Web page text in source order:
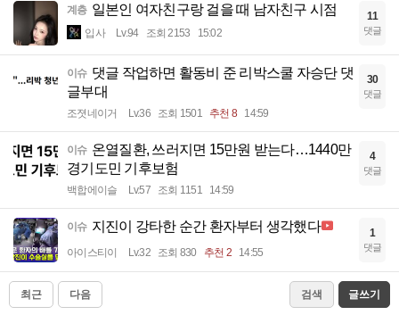
계층 일본인 여자친구랑 걸을 때 남자친구 시점
입사 Lv.94 조회 2153 15:02
11
댓글
이슈 댓글 작업하면 활동비 준 리박스쿨 자승단 댓
글부대
조졋네이거 Lv.36 조회 1501 추천 8 14:59
30
댓글
이슈 온열질환, 쓰러지면 15만원 받는다…1440만
경기도민 기후보험
백합에이슬 Lv.57 조회 1151 14:59
4
댓글
이슈 지진이 강타한 순간 환자부터 생각했다
아이스티이 Lv.32 조회 830 추천 2 14:55
1
댓글
최근 다음 검색 글쓰기